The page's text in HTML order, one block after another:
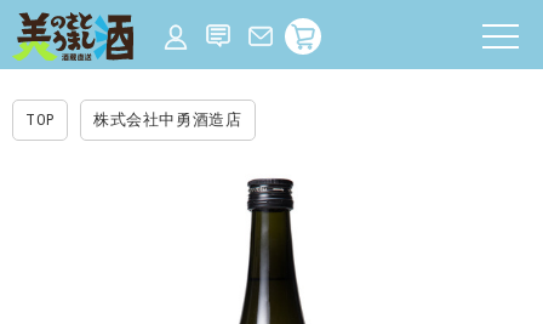
TOP 株式会社中勇酒造店